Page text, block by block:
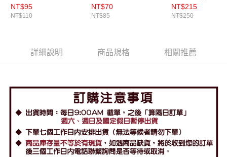
NT$95
NT$110
NT$70
NT$85
NT$215
NT$250
詳細說明 商品規格 相關推薦